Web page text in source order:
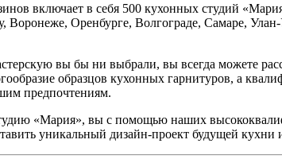
включает в себя 500 кухонных студий
Воронеже, Оренбурге, Волгограде, Самаре,
вы бы ни выбрали, вы всегда можете
образцов кухонных гарнитуров, а
предпочтениям.
«Мария», вы с помощью наших
уникальный дизайн-проект будущей